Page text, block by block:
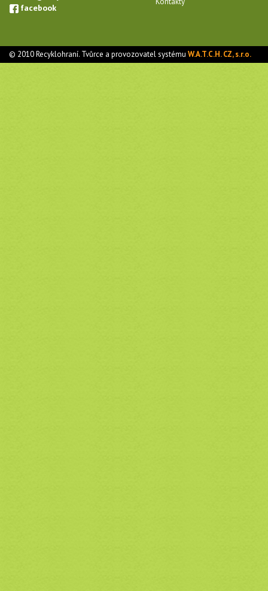
facebook
© 2010 Recyklohraní. Tvůrce a provozovatel systémuW.A.T.C.H. CZ, s.r.o.